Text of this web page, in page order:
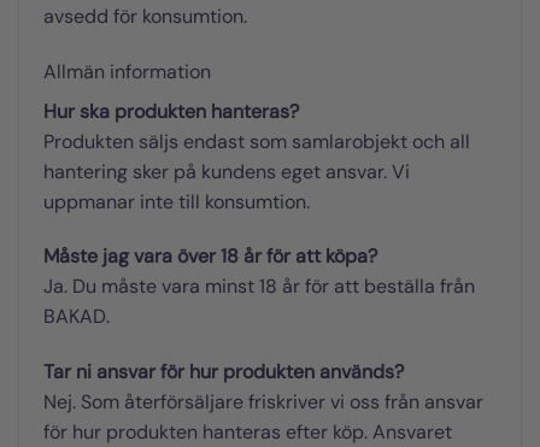
avsedd för konsumtion.
Allmän information
Hur ska produkten hanteras?
Produkten säljs endast som samlarobjekt och all
hantering sker på kundens eget ansvar. Vi
uppmanar inte till konsumtion.
Måste jag vara över 18 år för att köpa?
Ja. Du måste vara minst 18 år för att beställa från
BAKAD.
Tar ni ansvar för hur produkten används?
Nej. Som återförsäljare friskriver vi oss från ansvar
för hur produkten hanteras efter köp. Ansvaret